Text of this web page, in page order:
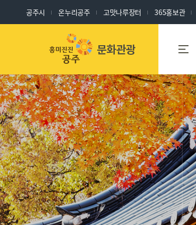
공주시 온누리공주 고맛나루장터 365홍보관
세계유산도시
공주
공주
관광명소
축제/체험/
역사
행사/문화/